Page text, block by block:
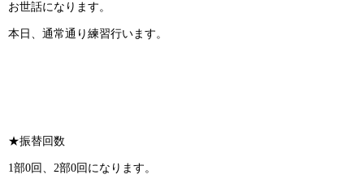
お世話になります。
本日、通常通り練習行います。
★振替回数
1部0回、2部0回になります。